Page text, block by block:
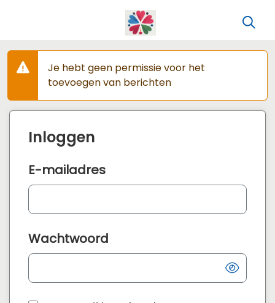
Je hebt geen permissie voor het
toevoegen van berichten
Inloggen
E-mailadres
Wachtwoord